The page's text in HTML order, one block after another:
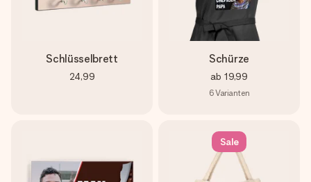
Schlüsselbrett
24,99
Schürze
ab 19,99
6Varianten
Sale